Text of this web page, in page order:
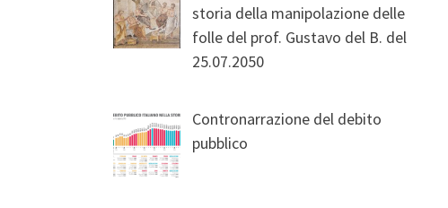
storia della manipolazione delle
folle del prof. Gustavo del B. del
25.07.2050
Contronarrazione del debito
pubblico